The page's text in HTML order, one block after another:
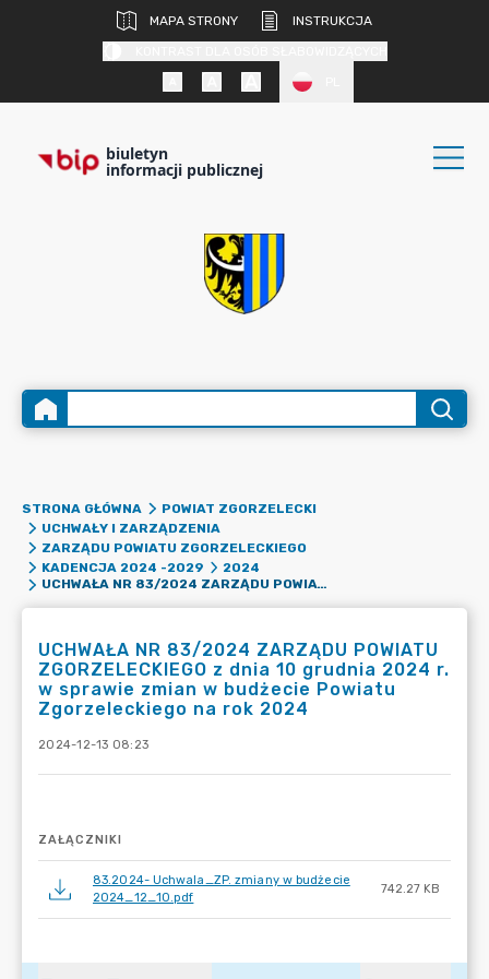
MAPA STRONY
INSTRUKCJA
biuletyn
informacji publicznej
STRONA GŁÓWNA
POWIAT ZGORZELECKI
UCHWAŁY I ZARZĄDZENIA
ZARZĄDU POWIATU ZGORZELECKIEGO
KADENCJA 2024 -2029
2024
UCHWAŁA NR 83/2024 ZARZĄDU POWIATU ZGORZELECKIEGO Z DNIA 10 GRUDNIA 2024 R. W SPRAWIE ZMIAN W BUDŻECIE POWIATU ZGORZELECKIEGO NA ROK 2024
UCHWAŁA NR 83/2024 ZARZĄDU POWIATU
ZGORZELECKIEGO z dnia 10 grudnia 2024 r.
w sprawie zmian w budżecie Powiatu
Zgorzeleckiego na rok 2024
2024-12-13 08:23
ZAŁĄCZNIKI
83.2024- Uchwala_ZP. zmiany w budżecie
2024_12_10.pdf
742.27 KB